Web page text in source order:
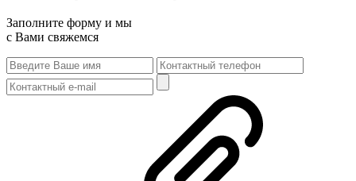
Заполните форму и мы
с Вами свяжемся